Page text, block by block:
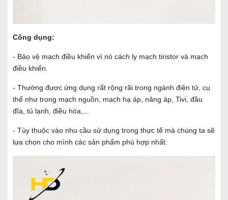
Công dụng:
- Bảo vệ mạch điều khiển vì nó cách ly mạch tiristor và mạch
điều khiển.
- Thường được ứng dụng rất rộng rãi trong ngành điện tử, cụ
thể như trong mạch nguồn, mạch hạ áp, nâng áp, Tivi, đầu
đĩa, tủ lạnh, điều hòa,...
- Tùy thuộc vào nhu cầu sử dụng trong thực tế mà chúng ta sẽ
lựa chọn cho mình các sản phẩm phù hợp nhất.